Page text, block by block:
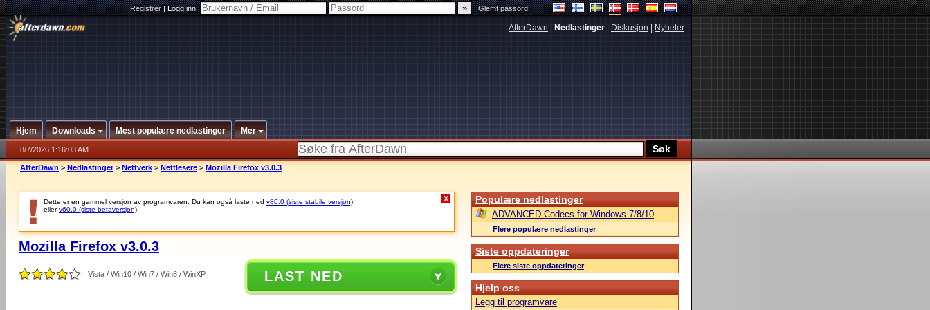
Registrer|Logg inn: |Glemt passord
AfterDawn Nedlastinger Diskusjon Nyheter
Hjem Downloads Mest populære nedlastinger Mer
8/7/2026 1:16:03 AM
AfterDawn > Nedlastinger > Nettverk > Nettlesere > Mozilla Firefox v3.0.3
Dette er en gammel versjon av programvaren. Du kan også laste ned v80.0 (siste stabile versjon)
ellerv60.0 (siste betaversjon)
X
Mozilla Firefox v3.0.3
Vista / Win10 / Win7 / Win8 / WinXP LAST NED
Populære nedlastinger
ADVANCED Codecs for Windows 7/8/10
Flere populære nedlastinger
Siste oppdateringer
Flere siste oppdateringer
Hjelp oss
Legg til programvare